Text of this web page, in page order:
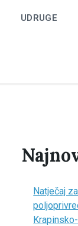
UDRUGE
Natječaj